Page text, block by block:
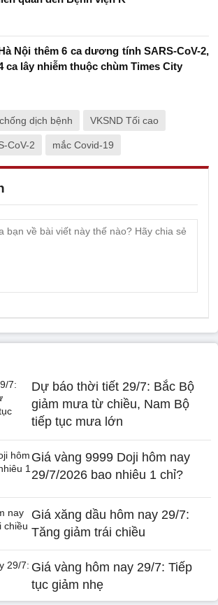
Nội thêm 6 ca dương tính SARS-CoV-2,
ca lây nhiễm thuộc chùm Times City
dịch bệnh VKSND Tối cao
CoV-2 mắc Covid-19
Dự báo thời tiết 29/7: Bắc Bộ
giảm mưa từ chiều, Nam Bộ
tiếp tục mưa lớn
Giá vàng 9999 Doji hôm nay
29/7/2026 bao nhiêu 1 chỉ?
Giá xăng dầu hôm nay 29/7:
Tăng giảm trái chiều
Giá vàng hôm nay 29/7: Tiếp
tục giảm nhẹ